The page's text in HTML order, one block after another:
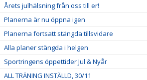
Årets julhälsning från oss till er!
Planerna är nu öppna igen
Planerna fortsatt stängda tillsvidare
Alla planer stängda i helgen
Sportringens öppettider Jul & Nyår
ALL TRÄNING INSTÄLLD, 30/11